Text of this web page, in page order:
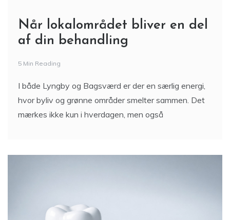
Når lokalområdet bliver en del
af din behandling
5 Min Reading
I både Lyngby og Bagsværd er der en særlig energi,
hvor byliv og grønne områder smelter sammen. Det
mærkes ikke kun i hverdagen, men også